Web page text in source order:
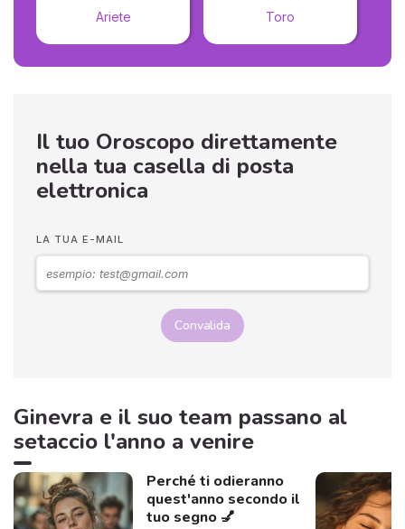
Ariete Toro
Il tuo Oroscopo direttamente
nella tua casella di posta
elettronica
LA TUA E-MAIL
Convalida
Ginevra e il suo team passano al
setaccio l'anno a venire
Perché ti odieranno
quest'anno secondo il
tuo segno 💅